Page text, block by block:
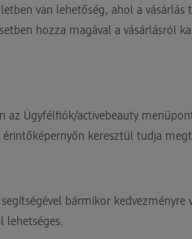
van lehetőség, ahol a
hozza magával a vásárlásról
Ügyfélfiók/activebeauty
keresztül tudja
bármikor kedvezményre
lehetséges.